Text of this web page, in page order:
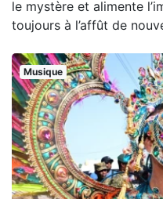
le mystère et alimente
toujours à l’affût de
Musique